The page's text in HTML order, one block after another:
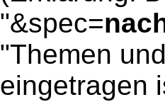
"&spec=
"Themen
eingetragen